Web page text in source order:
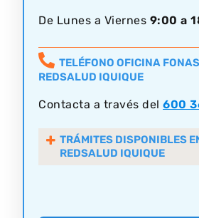
De Lunes a Viernes 9:00 a
TELÉFONO OFICINA
REDSALUD IQUIQUE
Contacta a través del 600
TRÁMITES DISPONIBLES
REDSALUD IQUIQUE